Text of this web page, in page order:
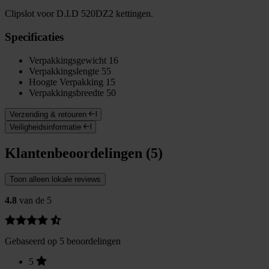
Clipslot voor D.I.D 520DZ2 kettingen.
Specificaties
Verpakkingsgewicht 16
Verpakkingslengte 55
Hoogte Verpakking 15
Verpakkingsbreedte 50
Verzending & retouren
Veiligheidsinformatie
Klantenbeoordelingen (5)
Toon alleen lokale reviews
4.8 van de 5
Gebaseerd op 5 beoordelingen
5